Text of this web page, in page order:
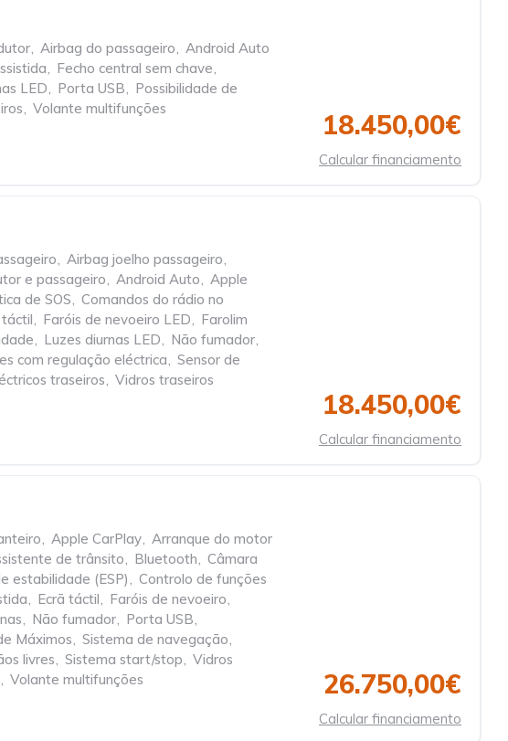
, Airbag do passageiro, Android Auto
, Fecho central sem chave,
LED, Porta USB, Possibilidade de
, Volante multifunções 18.450,00€
Calcular financiamento
, Airbag joelho passageiro,
e passageiro, Android Auto, Apple
de SOS, Comandos do rádio no
táctil, Faróis de nevoeiro LED, Farolim
, Luzes diurnas LED, Não fumador,
com regulação eléctrica, Sensor de
traseiros, Vidros traseiros
18.450,00€
Calcular financiamento
, Apple CarPlay, Arranque do motor
de trânsito, Bluetooth, Câmara
estabilidade (ESP), Controlo de funções
, Ecrã táctil, Faróis de nevoeiro,
, Não fumador, Porta USB,
Máximos, Sistema de navegação,
livres, Sistema start/stop, Vidros
, Volante multifunções 26.750,00€
Calcular financiamento